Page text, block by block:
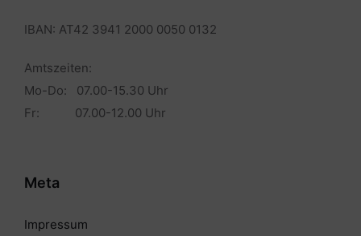
IBAN: AT42 3941 2000 0050 0132
Amtszeiten:
Mo-Do: 07.00-15.30 Uhr
Fr: 07.00-12.00 Uhr
Meta
Impressum